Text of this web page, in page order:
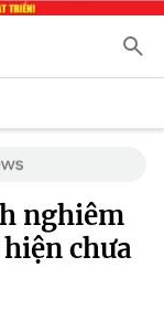
nghiêm
chưa